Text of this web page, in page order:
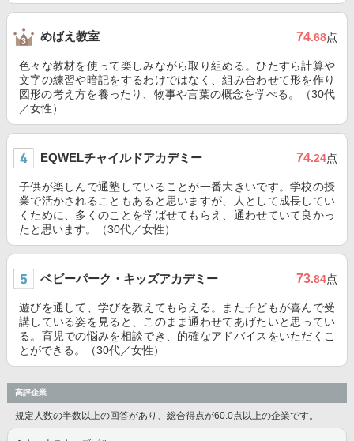
めばえ教室 74.68点
色々な教材を使って楽しみながら取り組める。ひたすら計算や
文字の練習や暗記をするわけではなく、組み合わせて形を作り
図形の考え方を養ったり、物事や言葉の概念を学べる。（30代
／女性）
EQWELチャイルドアカデミー 74.24点
子供が楽しんで通塾していることが一番大きいです。学校の授
業で活かされることもあると思いますが、人として成長してい
くために、多くのことを学ばせてもらえ、通わせていて良かっ
たと思います。（30代／女性）
ベビーパーク・キッズアカデミー 73.84点
遊びを通して、学びを教えてもらえる。また子どもが喜んで受
講している姿を見ると、このまま通わせてあげたいと思ってい
る。育児での悩みを相談でき、的確なアドバイスをいただくこ
とができる。（30代／女性）
高評企業
規定人数の半数以上の回答があり、総合得点が60.0点以上の企業です。